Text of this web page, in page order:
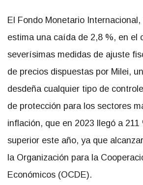
El Fondo Monetario Internacional,
estima una caída de 2,8 %, en el
severísimas medidas de ajuste
de precios dispuestas por Milei,
desdeña cualquier tipo de
de protección para los sectores
inflación, que en 2023 llegó a
superior este año, ya que
la Organización para la
Económicos (OCDE).